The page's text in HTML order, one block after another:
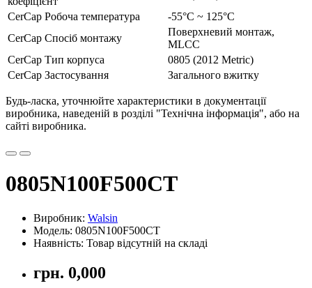
CerCap Робоча температура
-55°C ~ 125°C
CerCap Спосіб монтажу
Поверхневий монтаж,
MLCC
CerCap Тип корпуса
0805 (2012 Metric)
CerCap Застосування
Загального вжитку
Будь-ласка, уточнюйте характеристики в документації
виробника, наведеній в розділі "Технічна інформація", або на
сайті виробника.
0805N100F500CT
Виробник: Walsin
Модель: 0805N100F500CT
Наявність: Товар відсутній на складі
грн. 0,000